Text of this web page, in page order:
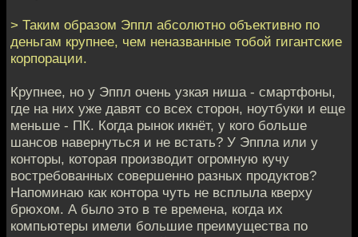
> Таким образом Эппл абсолютно объективно по
деньгам крупнее, чем неназванные тобой гигантские
корпорации.
Крупнее, но у Эппл очень узкая ниша - смартфоны,
где на них уже давят со всех сторон, ноутбуки и еще
меньше - ПК. Когда рынок икнёт, у кого больше
шансов навернуться и не встать? У Эппла или у
конторы, которая производит огромную кучу
востребованных совершенно разных продуктов?
Напоминаю как контора чуть не всплыла кверху
брюхом. А было это в те времена, когда их
компьютеры имели большие преимущества по